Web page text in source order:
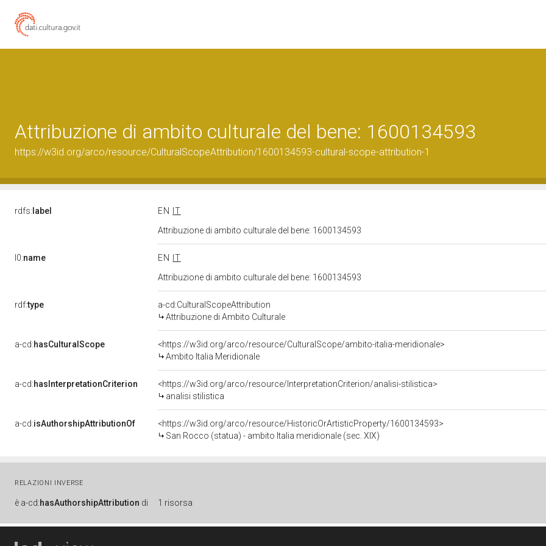
Attribuzione di ambito culturale del bene: 1600134593
https://w3id.org/arco/resource/CulturalScopeAttribution/1600134593-cultural-scope-attribution-1
rdfs: label EN
IT
Attribuzione di ambito culturale del bene: 1600134593
l0:name EN
IT
Attribuzione di ambito culturale del bene: 1600134593
rdf:type
a-cd:CulturalScopeAttribution
Attribuzione di Ambito Culturale
a-cd:hasCulturalScope
<https://w3id.org/arco/resource/CulturalScope/ambito-italia-meridionale>
Ambito Italia Meridionale
a-cd:hasInterpretationCriterion
<https://w3id.org/arco/resource/InterpretationCriterion/analisi-stilistica>
analisi stilistica
a-cd:isAuthorshipAttributionOf
<https://w3id.org/arco/resource/HistoricOrArtisticProperty/1600134593>
San Rocco (statua) - ambito Italia meridionale (sec. XIX)
RELAZIONI INVERSE
è a-cd:hasAuthorshipAttribution di 1 risorsa